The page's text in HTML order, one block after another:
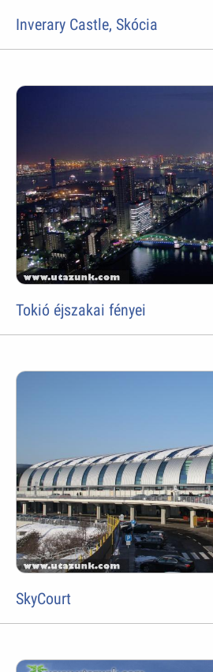
Inverary Castle, Skócia
Tokió éjszakai fényei
SkyCourt